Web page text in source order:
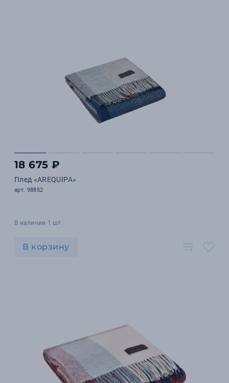
18 675 ₽
Плед «AREQUIPA»
арт. 98852
В наличии 1 шт.
В корзину